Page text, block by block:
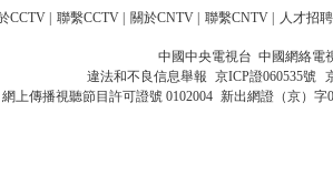
CCTV 聯繫CCTV 關於CNTV 聯繫CNTV 人才招聘
中國中央電視台 中國網絡電
違法和不良信息舉報 京ICP證060535號
網上傳播視聽節目許可證號 0102004 新出網證（京）